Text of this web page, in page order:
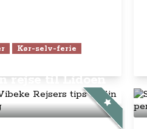
Kør-selv-ferie
rejse til Lidoen